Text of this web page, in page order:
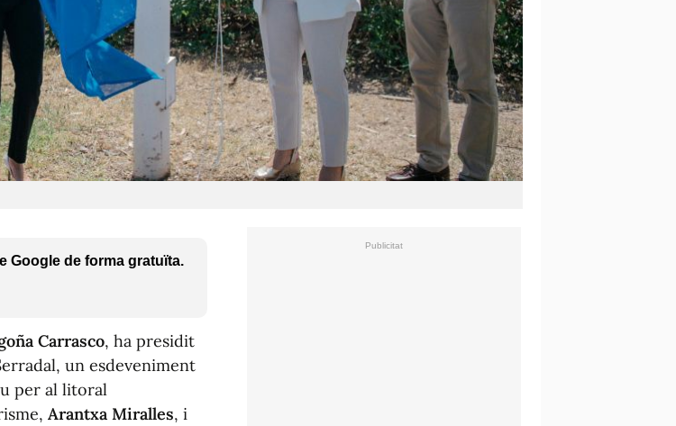
Google de forma gratuïta.
Carrasco, ha presidit
un esdeveniment
per al litoral
Arantxa Miralles, i